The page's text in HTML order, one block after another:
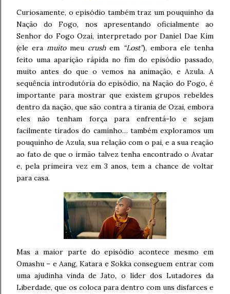
Curiosamente, o episódio também traz um pouquinho da
Nação do Fogo, nos apresentando oficialmente ao
Senhor do Fogo Ozai, interpretado por Daniel Dae Kim
(ele era muitomeu crushem “Lost”), embora ele tenha
feito uma aparição rápida no fim do episódio passado,
muito antes do que o vemos na animação, e Azula. A
sequência introdutória do episódio, na Nação do Fogo, é
importante para mostrar que existem grupos rebeldes
dentro da nação, que são contra a tirania de Ozai, embora
eles não tenham força para enfrentá-lo e sejam
facilmente tirados do caminho… também exploramos um
pouquinho de Azula, sua relação com o pai, e a sua reação
ao fato de que o irmão talvez tenha encontrado o Avatar
e, pela primeira vez em 3 anos, tem a chance de voltar
para casa.
Mas a maior parte do episódio acontece mesmo em
Omashu – e Aang, Katara e Sokka conseguem entrar com
uma ajudinha vinda de Jato, o líder dos Lutadores da
Liberdade, que os coloca para dentro com uns disfarces e